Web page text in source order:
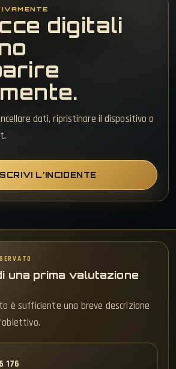
digitali
dati, ripristinare il dispositivo o
L’INCIDENTE
una prima valutazione
è sufficiente una breve descrizione
176